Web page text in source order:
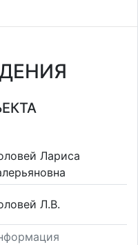
Лариса
Л.В.